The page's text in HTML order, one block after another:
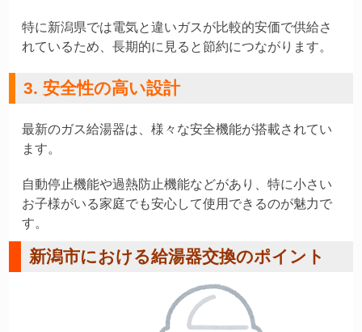
特に新潟県では電気と違いガスが比較的安価で供給さ
れているため、長期的に見ると節約につながります。
3. 安全性の高い設計
最新のガス給湯器は、様々な安全機能が搭載されてい
ます。
自動停止機能や過熱防止機能などがあり、特に小さい
お子様がいる家庭でも安心して使用できるのが魅力で
す。
新潟市における給湯器交換のポイント